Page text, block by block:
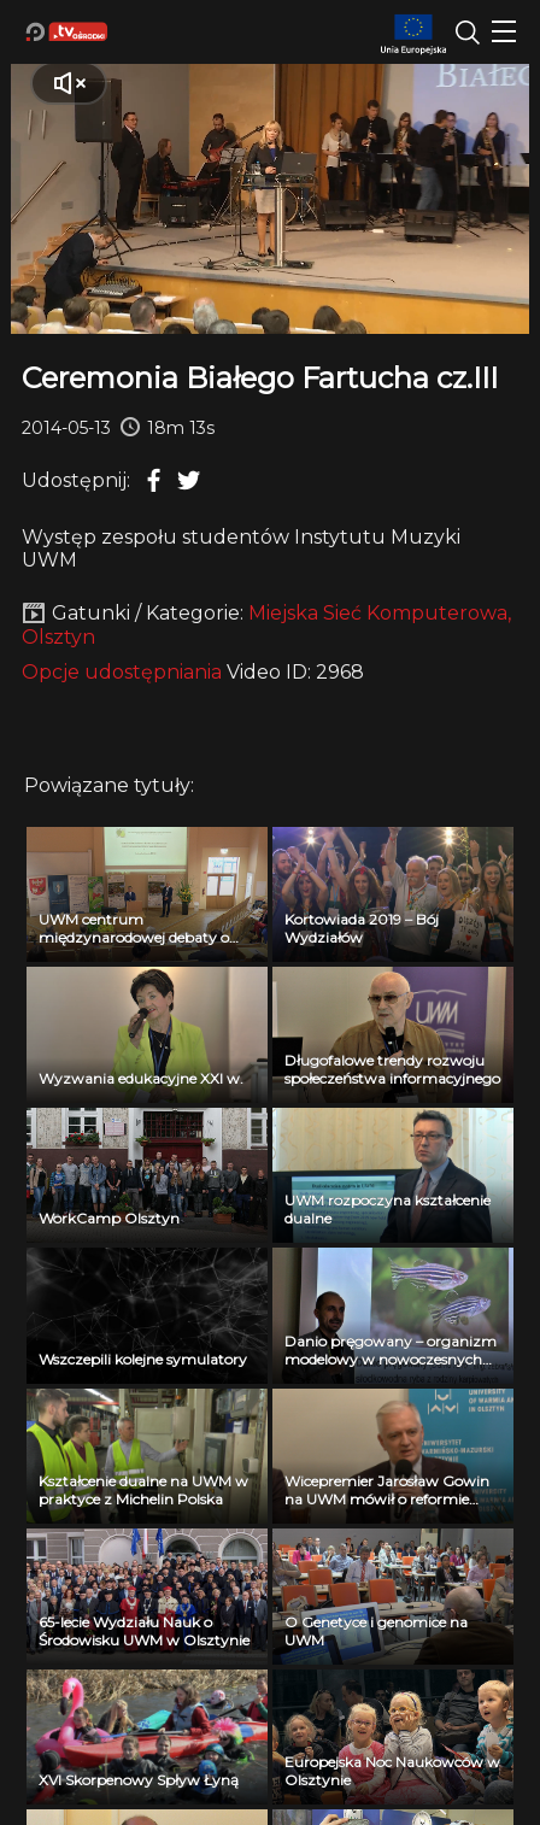
Ceremonia Białego Fartucha cz.III
2014-05-13 18m 13s
Udostępnij:
Występ zespołu studentów Instytutu Muzyki
UWM
Gatunki / Kategorie: Miejska Sieć Komputerowa,
Olsztyn
Opcje udostępniania Video ID: 2968
Powiązane tytuły:
UWM centrum
międzynarodowej debaty o
dobrych praktykach
środowiskowych
Kortowiada 2019 – Bój
Wydziałów
Wyzwania edukacyjne XXI w.
Długofalowe trendy rozwoju
społeczeństwa informacyjnego
WorkCamp Olsztyn
UWM rozpoczyna kształcenie
dualne
Wszczepili kolejne symulatory
Danio pręgowany – organizm
modelowy w nowoczesnych
badaniach biochemicznych
Kształcenie dualne na UWM w
praktyce z Michelin Polska
Wicepremier Jarosław Gowin
na UWM mówił o reformie
szkolnictwa wyższego
65-lecie Wydziału Nauk o
Środowisku UWM w Olsztynie
O Genetyce i genomice na
UWM
XVI Skorpenowy Spływ Łyną
Europejska Noc Naukowców w
Olsztynie